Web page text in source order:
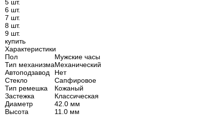
5 шт.
6 шт.
7 шт.
8 шт.
9 шт.
купить
Характеристики
Пол
Мужские часы
Тип механизмаМеханический
Автоподзавод
Нет
Стекло
Сапфировое
Тип ремешка
Кожаный
Застежка
Классическая
Диаметр
42.0 мм
Высота
11.0 мм